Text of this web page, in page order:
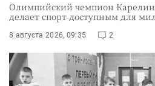
Олимпийский чемпион
делает спорт доступным для
8 августа 2026, 09:35 2